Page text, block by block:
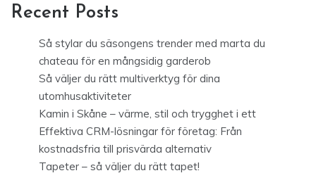
Recent Posts
Så stylar du säsongens trender med marta du
chateau för en mångsidig garderob
Så väljer du rätt multiverktyg för dina
utomhusaktiviteter
Kamin i Skåne – värme, stil och trygghet i ett
Effektiva CRM-lösningar för företag: Från
kostnadsfria till prisvärda alternativ
Tapeter – så väljer du rätt tapet!